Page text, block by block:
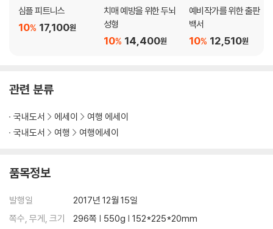
눈은 후리함이다 - John Yi 232
눈은 우행시다 - 잼쏭부부 248
왜 일본으로 스키 원정을 떠나는 걸까? 274
어느 스키장으로 가야 할까? 281
오프피스테 라이딩이란? 288
파우더 라이딩의 기본자세 293
심플 피트니스
17,100원
10%
치매 예방을 위한 두뇌
성형
14,400원
10%
예비작가를 위한 출판
백서
12,510원
10%
관련 분류
국내도서 에세이
여행 에세이
국내도서
여행 여행에세이
품목정보
발행일
2017년 12월 15일
쪽수, 무게, 크기
296쪽 | 550g | 152*225*20mm